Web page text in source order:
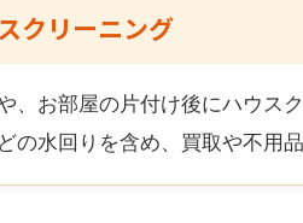
クリーニング
、お部屋の片付け後にハウス
の水回りを含め、買取や不用